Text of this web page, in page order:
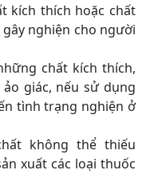
kích thích hoặc chất
nghiện cho người
chất kích thích,
giác, nếu sử dụng
tình trạng nghiện ở
không thể thiếu
xuất các loại thuốc